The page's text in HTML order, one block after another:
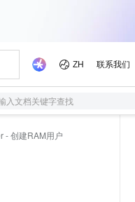
入文档关键字查找
- 创建RAM用户